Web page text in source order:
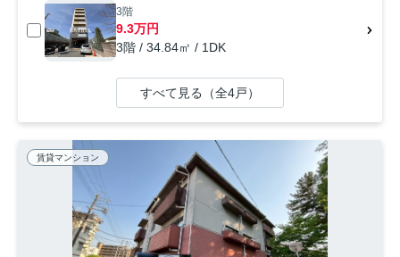
3階
9.3万円
3階 / 34.84㎡ / 1DK
すべて見る（全4戸）
賃貸マンション